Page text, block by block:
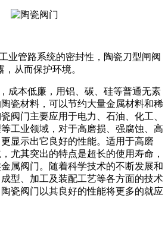
业管路系统的密封性，陶瓷刀型闸阀
从而保护环境。
成本低廉，用铝、碳、硅等普通无素
瓷材料，可以节约大量金属材料和稀
阀门主要应用于电力、石油、化工、
工业领域，对于高磨损、强腐蚀、高
显示出它良好的性能。适用于高磨
尤其突出的特点是超长的使用寿命，
属阀门。随着科学技术的不断发展和
型、加工及装配工艺等各方面的技术
瓷阀门以其良好的性能将更多的就应